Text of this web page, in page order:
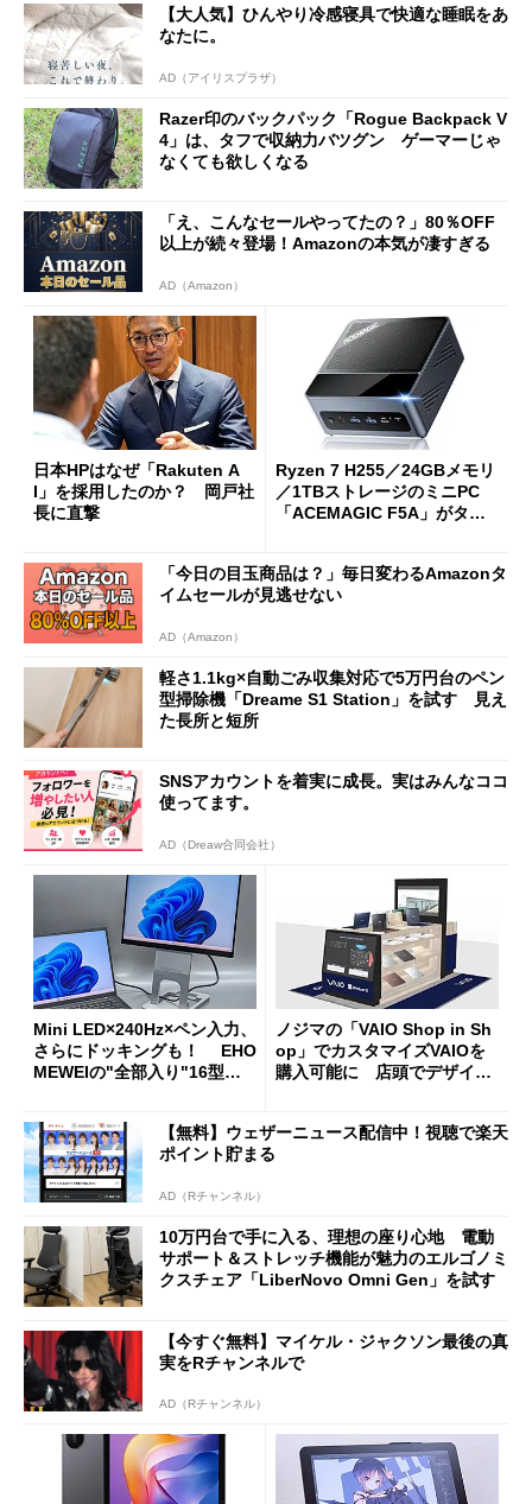
【大人気】ひんやり冷感寝具で快適な睡眠をあ
なたに。
AD（アイリスプラザ）
Razer印のバックパック「Rogue Backpack V
4」は、タフで収納力バツグン ゲーマーじゃ
なくても欲しくなる
「え、こんなセールやってたの？」80％OFF
以上が続々登場！Amazonの本気が凄すぎる
AD（Amazon）
日本HPはなぜ「Rakuten A
I」を採用したのか？ 岡戸社
長に直撃
Ryzen 7 H255／24GBメモリ
／1TBストレージのミニPC
「ACEMAGIC F5A」がタイ
「今日の目玉商品は？」毎日変わるAmazonタ
イムセールが見逃せない
AD（Amazon）
軽さ1.1kg×自動ごみ収集対応で5万円台のペン
型掃除機「Dreame S1 Station」を試す 見え
た長所と短所
SNSアカウントを着実に成長。実はみんなココ
使ってます。
AD（Dreaw合同会社）
Mini LED×240Hz×ペン入力、
さらにドッキングも！ EHO
MEWEIの"全部入り"16型モ
ノジマの「VAIO Shop in Sh
op」でカスタマイズVAIOを
購入可能に 店頭でデザイン
【無料】ウェザーニュース配信中！視聴で楽天
ポイント貯まる
AD（Rチャンネル）
10万円台で手に入る、理想の座り心地 電動
サポート＆ストレッチ機能が魅力のエルゴノミ
クスチェア「LiberNovo Omni Gen」を試す
【今すぐ無料】マイケル・ジャクソン最後の真
実をRチャンネルで
AD（Rチャンネル）